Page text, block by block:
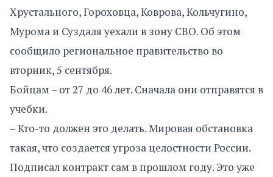
Хрустального, Гороховца, Коврова, Кольчугино,
Мурома и Суздаля уехали в зону СВО. Об этом
сообщило региональное правительство во
вторник, 5 сентября.
Бойцам – от 27 до 46 лет. Сначала они отправятся в
учебки.
– Кто-то должен это делать. Мировая обстановка
такая, что создается угроза целостности России.
Подписал контракт сам в прошлом году. Это уже